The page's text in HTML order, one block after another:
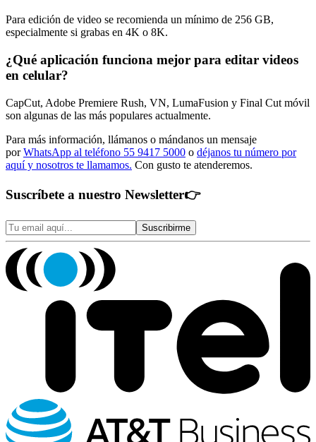
Para edición de video se recomienda un mínimo de 256 GB,
especialmente si grabas en 4K o 8K.
¿Qué aplicación funciona mejor para editar videos
en celular?
CapCut, Adobe Premiere Rush, VN, LumaFusion y Final Cut móvil
son algunas de las más populares actualmente.
Para más información, llámanos o mándanos un mensaje
porWhatsApp al teléfono 55 9417 5000 o déjanos tu número por
aquí y nosotros te llamamos. Con gusto te atenderemos.
Suscríbete a nuestro Newsletter👉
Suscribirme